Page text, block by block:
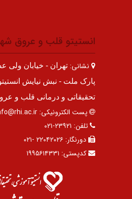
انستیتو قلب و عروق
نشانی: تهران - خیابان
پارک ملت - نبش نیایش
تحقیقاتی و درمانی قلب و
پست الکترونیکی:
تلفن: ۲۳۹۲۱-۰۲۱
دورنگار: ۲۲۰۴۲۰۲۶ -۰۲۱
کدپستی: ۱۹۹۵۶۱۴۳۳۱